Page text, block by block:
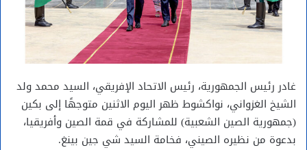
غادر رئيس الجمهورية، رئيس الاتحاد الإفريقي، السيد محمد ولد
الشيخ الغزواني، نواكشوط ظهر اليوم الاثنين متوجهًا إلى بكين
(جمهورية الصين الشعبية) للمشاركة في قمة الصين وأفريقيا،
بدعوة من نظيره الصيني، فخامة السيد شي جين بينغ.